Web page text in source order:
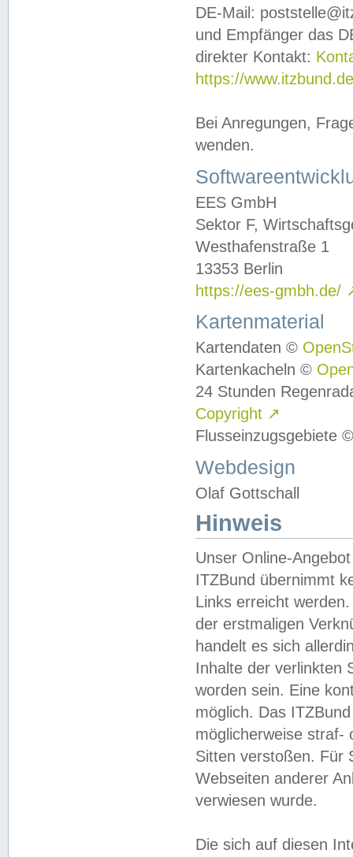
DE-Mail:
und Empfänger das
direkter Kontakt:
https://
Bei Anregungen,
wenden.
EES GmbH
Sektor F,
Westhafenstraße 1
13353 Berlin
https://ees-gmbh.de/
Kartenmaterial
Kartendaten ©
Kartenkacheln ©
24 Stunden
Copyright ↗
Flusseinzugsgebiete
Webdesign
Olaf Gottschall
Hinweis
Unser Online-
ITZBund übernimmt
Links erreicht
der erstmaligen
handelt es sich
Inhalte der verlinkten
worden sein. Eine
möglich. Das
möglicherweise straf-
Sitten verstoßen. Für
Webseiten anderer
verwiesen wurde.
Die sich auf diesen